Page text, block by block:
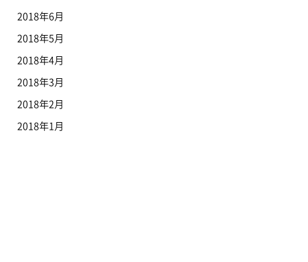
2018年6月
2018年5月
2018年4月
2018年3月
2018年2月
2018年1月